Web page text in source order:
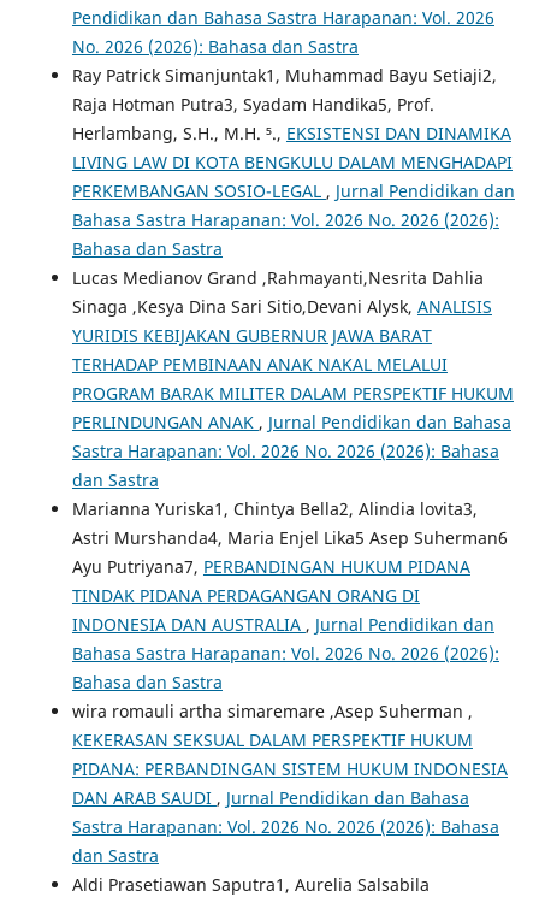
Pendidikan dan Bahasa Sastra Harapanan: Vol. 2026
No. 2026 (2026): Bahasa dan Sastra
Ray Patrick Simanjuntak1, Muhammad Bayu Setiaji2,
Raja Hotman Putra3, Syadam Handika5, Prof.
Herlambang, S.H., M.H. ⁵., EKSISTENSI DAN DINAMIKA
LIVING LAW DI KOTA BENGKULU DALAM MENGHADAPI
PERKEMBANGAN SOSIO-LEGAL , Jurnal Pendidikan dan
Bahasa Sastra Harapanan: Vol. 2026 No. 2026 (2026):
Bahasa dan Sastra
Lucas Medianov Grand ,Rahmayanti,Nesrita Dahlia
Sinaga ,Kesya Dina Sari Sitio,Devani Alysk, ANALISIS
YURIDIS KEBIJAKAN GUBERNUR JAWA BARAT
TERHADAP PEMBINAAN ANAK NAKAL MELALUI
PROGRAM BARAK MILITER DALAM PERSPEKTIF HUKUM
PERLINDUNGAN ANAK , Jurnal Pendidikan dan Bahasa
Sastra Harapanan: Vol. 2026 No. 2026 (2026): Bahasa
dan Sastra
Marianna Yuriska1, Chintya Bella2, Alindia lovita3,
Astri Murshanda4, Maria Enjel Lika5 Asep Suherman6
Ayu Putriyana7, PERBANDINGAN HUKUM PIDANA
TINDAK PIDANA PERDAGANGAN ORANG DI
INDONESIA DAN AUSTRALIA , Jurnal Pendidikan dan
Bahasa Sastra Harapanan: Vol. 2026 No. 2026 (2026):
Bahasa dan Sastra
wira romauli artha simaremare ,Asep Suherman ,
KEKERASAN SEKSUAL DALAM PERSPEKTIF HUKUM
PIDANA: PERBANDINGAN SISTEM HUKUM INDONESIA
DAN ARAB SAUDI , Jurnal Pendidikan dan Bahasa
Sastra Harapanan: Vol. 2026 No. 2026 (2026): Bahasa
dan Sastra
Aldi Prasetiawan Saputra1, Aurelia Salsabila